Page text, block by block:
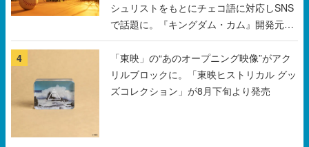
シュリストをもとにチェコ語に対応しSNS
で話題に。『キングダム・カム』開発元や
チェコのプロ野球選手から称賛の声
4
「東映」の“あのオープニング映像”がアク
リルブロックに。「東映ヒストリカル グッ
ズコレクション」が8月下旬より発売